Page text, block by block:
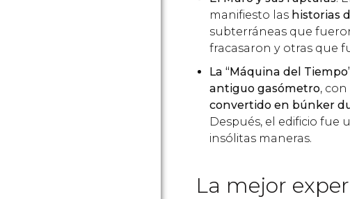
manifiesto las historias
subterráneas que
fracasaron y otras que
La “Máquina del
antiguo gasómetro, con
convertido en búnker
Después, el edificio fue
insólitas maneras.
La mejor